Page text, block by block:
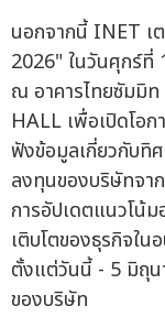
นอกจากนี้ INET
2026" ในวันศุกร์ที่
ณ อาคารไทยซัมมิ
HALL เพื่อเปิดโอ
ฟังข้อมูลเกี่ยวกับทิ
ลงทุนของบริษัทจา
การอัปเดตแนวโน้
เติบโตของธุรกิจใน
ตั้งแต่วันนี้ - 5 มิถุน
ของบริษัท